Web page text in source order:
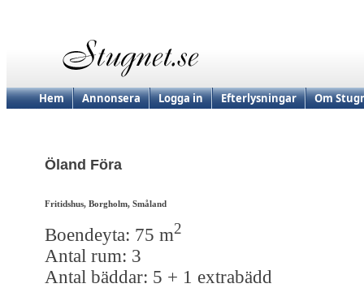
Hem Annonsera Logga in Efterlysningar Om
Öland Föra
Fritidshus, Borgholm, Småland
Boendeyta: 75 m2
Antal rum: 3
Antal bäddar: 5 + 1 extrabädd